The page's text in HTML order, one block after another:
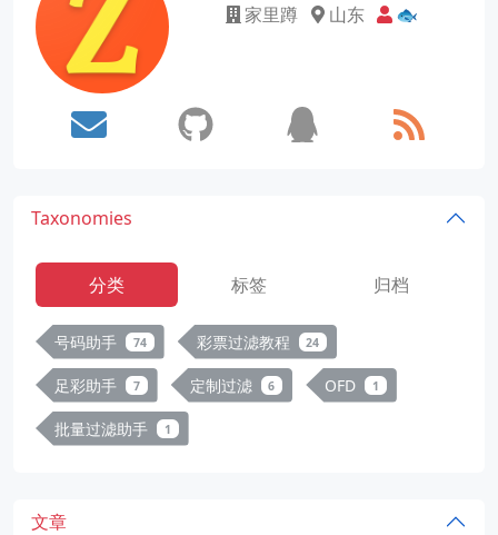
家里蹲 山东 🐟
Taxonomies
分类 标签 归档
号码助手 74 彩票过滤教程 24
足彩助手 7 定制过滤 6 OFD 1
批量过滤助手 1
文章